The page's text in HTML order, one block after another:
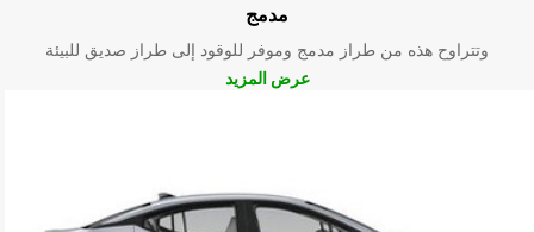
مدمج
وتتراوح هذه من طراز مدمج وموفر للوقود إلى طراز صديق للبيئة
عرض المزيد